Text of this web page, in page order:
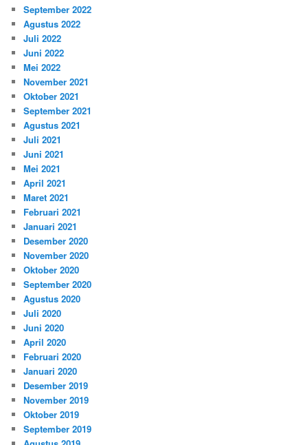
September 2022
Agustus 2022
Juli 2022
Juni 2022
Mei 2022
November 2021
Oktober 2021
September 2021
Agustus 2021
Juli 2021
Juni 2021
Mei 2021
April 2021
Maret 2021
Februari 2021
Januari 2021
Desember 2020
November 2020
Oktober 2020
September 2020
Agustus 2020
Juli 2020
Juni 2020
April 2020
Februari 2020
Januari 2020
Desember 2019
November 2019
Oktober 2019
September 2019